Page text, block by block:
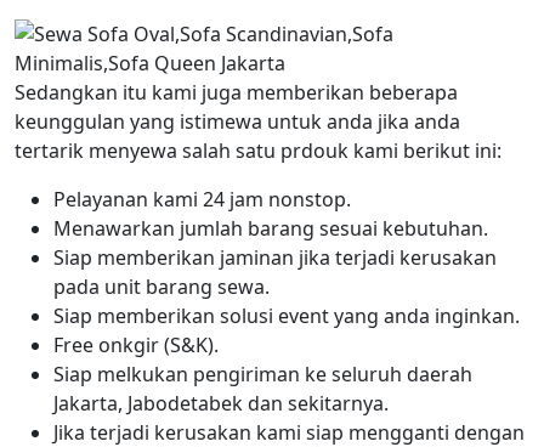
Sedangkan itu kami juga memberikan beberapa
keunggulan yang istimewa untuk anda jika anda
tertarik menyewa salah satu prdouk kami berikut ini:
Pelayanan kami 24 jam nonstop.
Menawarkan jumlah barang sesuai kebutuhan.
Siap memberikan jaminan jika terjadi kerusakan
pada unit barang sewa.
Siap memberikan solusi event yang anda inginkan.
Free onkgir (S&K).
Siap melkukan pengiriman ke seluruh daerah
Jakarta, Jabodetabek dan sekitarnya.
Jika terjadi kerusakan kami siap mengganti dengan